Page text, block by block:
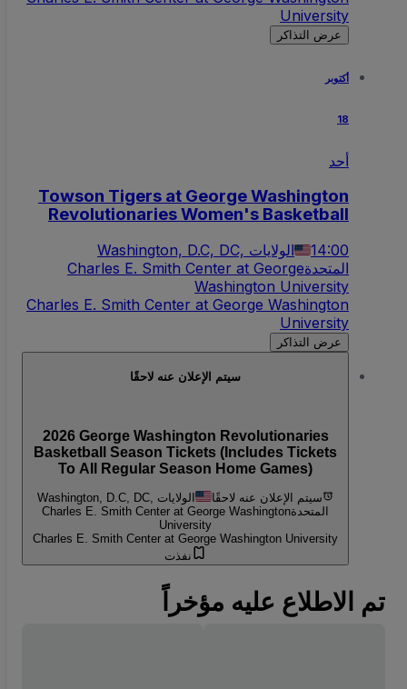
University
عرض التذاكر
أكتوبر
أحد
Towson Tigers at George Washington
Revolutionaries Women's Basketball
14:00
Washington, D.C, DC, الولايات
المتحدةCharles E. Smith Center at George
Washington University
Charles E. Smith Center at George Washington
University
عرض التذاكر
سيتم الإعلان عنه لاحقًا
2026 George Washington Revolutionaries
Basketball Season Tickets (Includes Tickets
To All Regular Season Home Games)
سيتم الإعلان عنه لاحقًا
Washington, D.C, DC, الولايات
المتحدةCharles E. Smith Center at George Washington
University
Charles E. Smith Center at George Washington University
نفذت
تم الاطلاع عليه مؤخراً